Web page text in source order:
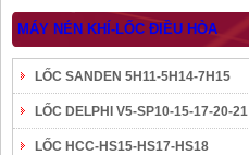
MÁY NÉN KHÍ-LỐC ĐIỀU HÒA
LỐC SANDEN 5H11-5H14-7H15
LỐC DELPHI V5-SP10-15-17-20-21
LỐC HCC-HS15-HS17-HS18